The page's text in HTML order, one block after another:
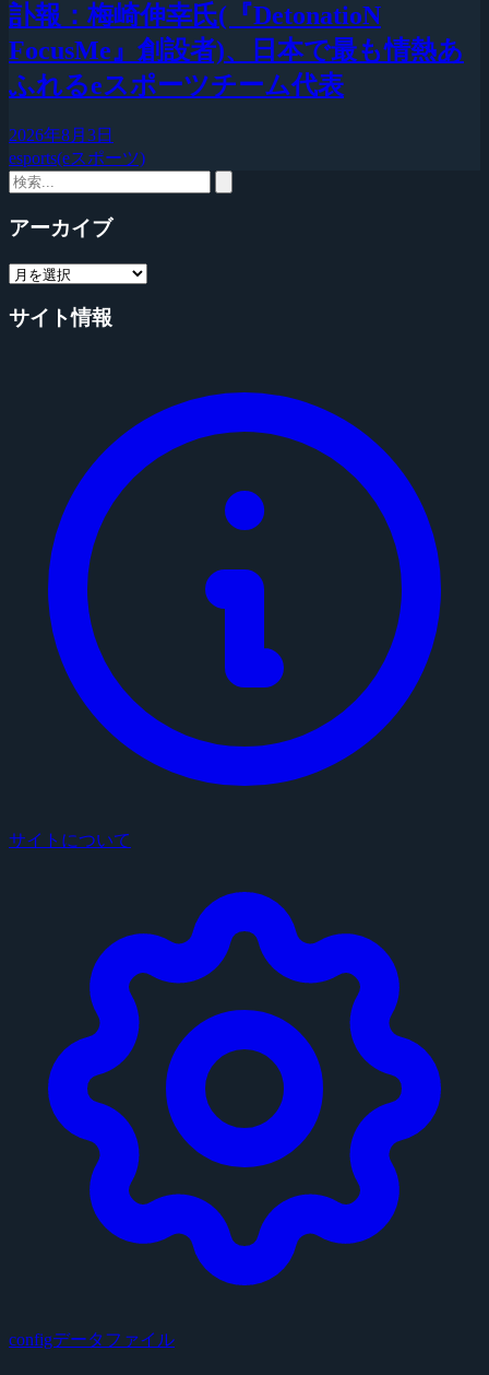
訃報：梅崎伸幸氏(『DetonatioN
FocusMe』創設者)、日本で最も情熱あ
ふれるeスポーツチーム代表
2026年8月3日
esports(eスポーツ)
アーカイブ
サイト情報
サイトについて
configデータファイル